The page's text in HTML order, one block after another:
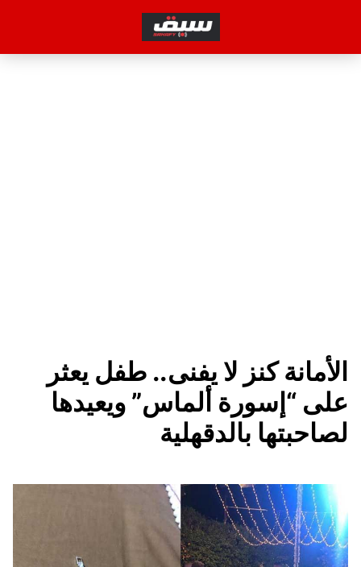
الأمانة كنز لا يفنى.. طفل يعثر
على “إسورة ألماس” ويعيدها
لصاحبتها بالدقهلية